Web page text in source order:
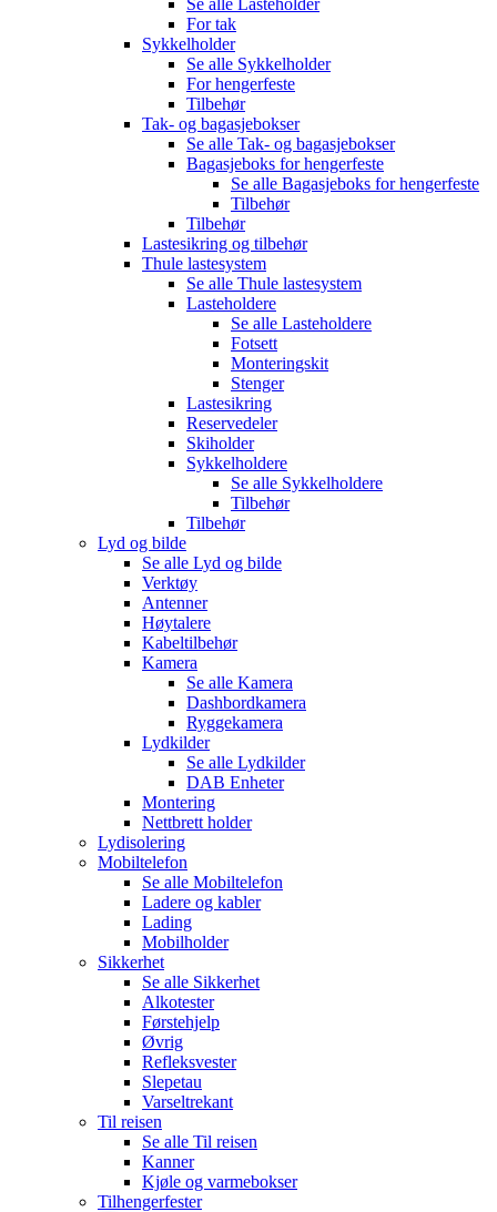
For tak
Sykkelholder
Se alle Sykkelholder
For hengerfeste
Tilbehør
Tak- og bagasjebokser
Se alle Tak- og bagasjebokser
Bagasjeboks for hengerfeste
Se alle Bagasjeboks for hengerfeste
Tilbehør
Tilbehør
Lastesikring og tilbehør
Thule lastesystem
Se alle Thule lastesystem
Lasteholdere
Se alle Lasteholdere
Fotsett
Monteringskit
Stenger
Lastesikring
Reservedeler
Skiholder
Sykkelholdere
Se alle Sykkelholdere
Tilbehør
Tilbehør
Lyd og bilde
Se alle Lyd og bilde
Verktøy
Antenner
Høytalere
Kabeltilbehør
Kamera
Se alle Kamera
Dashbordkamera
Ryggekamera
Lydkilder
Se alle Lydkilder
DAB Enheter
Montering
Nettbrett holder
Lydisolering
Mobiltelefon
Se alle Mobiltelefon
Ladere og kabler
Lading
Mobilholder
Sikkerhet
Se alle Sikkerhet
Alkotester
Førstehjelp
Øvrig
Refleksvester
Slepetau
Varseltrekant
Til reisen
Se alle Til reisen
Kanner
Kjøle og varmebokser
Tilhengerfester